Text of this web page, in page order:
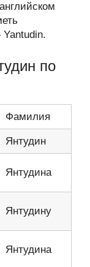
по
Фамилия
Янтудин
Янтудина
Янтудину
Янтудина